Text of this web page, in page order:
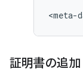
<meta-
証明書の追加